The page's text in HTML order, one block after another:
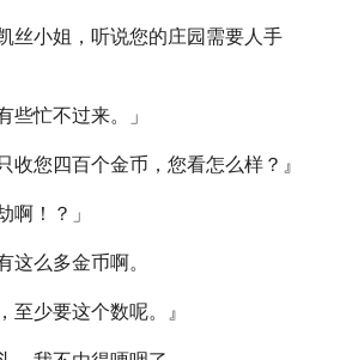
丝小姐，听说您的庄园需要人手
些忙不过来。」
收您四百个金币，您看怎么样？』
啊！？」
这么多金币啊。
至少要这个数呢。』